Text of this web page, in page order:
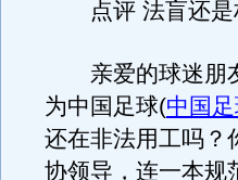
点评 法盲还是
亲爱的球迷朋友
为中国足球(中国
还在非法用工吗？
协领导，连一本规